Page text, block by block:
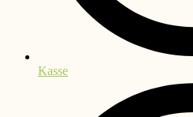
Kasse